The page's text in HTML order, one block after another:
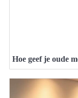
Hoe geef je oude